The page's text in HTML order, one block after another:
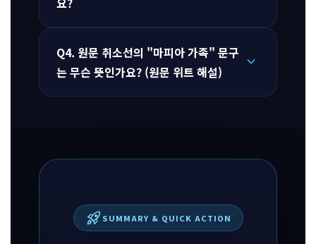
Q4. 원문 취소선의 "마피아 가족" 문구
는 무슨 뜻인가요? (원문 위트 해설)
expand_more
rocket_launch SUMMARY & QUICK ACTION